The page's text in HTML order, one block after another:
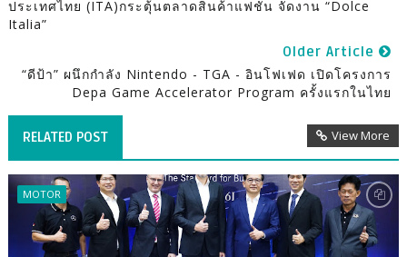
ประเทศไทย (ITA)กระตุ้นตลาดสินค้าแฟชั่น จัดงาน “Dolce
Italia”
Older Article
“ดีป้า” ผนึกกำลัง Nintendo - TGA - อินโฟเฟด เปิดโครงการ
Depa Game Accelerator Program ครั้งแรกในไทย
RELATED POST View More
MOTOR